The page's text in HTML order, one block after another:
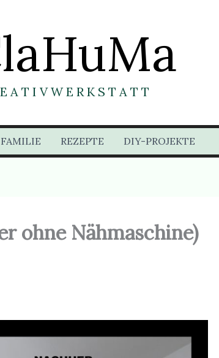
E A T I V W E R K S T A T T
FAMILIE REZEPTE DIY-PROJEKTE
ohne Nähmaschine)